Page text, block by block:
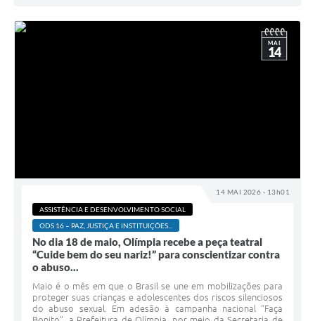
14 MAI 2026 - 13h01
MAI
14
ASSISTÊNCIA E DESENVOLVIMENTO SOCIAL
ODS 16 – PAZ, JUSTIÇA E INSTITUIÇÕES...
No dia 18 de maio, Olímpia recebe a peça teatral
“Cuide bem do seu nariz!” para conscientizar contra
o abuso...
Maio é o mês em que o Brasil se une em mobilizações para
proteger suas crianças e adolescentes dos riscos silenciosos
do abuso sexual. Em adesão à campanha nacional “Faça